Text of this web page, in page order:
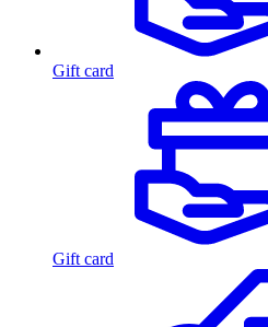
Gift card
Gift card